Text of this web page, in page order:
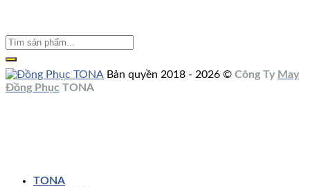
Bản quyền 2018 - 2026 © Công Ty May
Đồng Phục TONA
TONA